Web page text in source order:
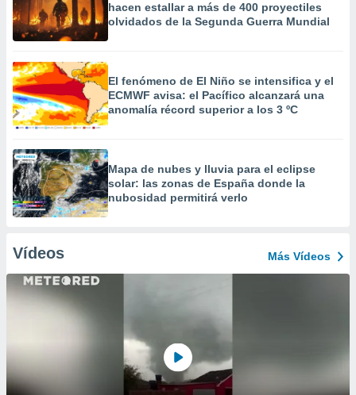
hacen estallar a más de 400 proyectiles
olvidados de la Segunda Guerra Mundial
El fenómeno de El Niño se intensifica y el
ECMWF avisa: el Pacífico alcanzará una
anomalía récord superior a los 3 ºC
Mapa de nubes y lluvia para el eclipse
solar: las zonas de España donde la
nubosidad permitirá verlo
Vídeos Más Vídeos